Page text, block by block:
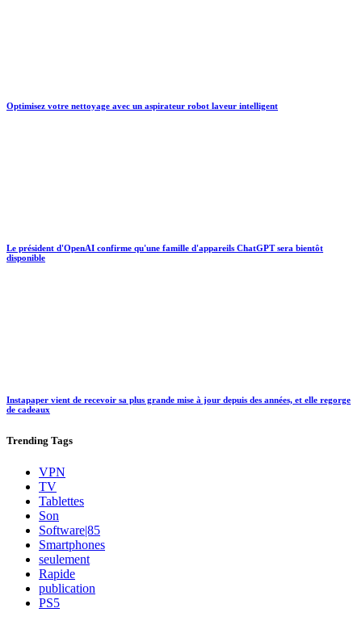
Optimisez votre nettoyage avec un aspirateur robot laveur intelligent
Le président d'OpenAI confirme qu'une famille d'appareils ChatGPT sera bientôt
disponible
Instapaper vient de recevoir sa plus grande mise à jour depuis des années, et elle regorge
de cadeaux
Trending Tags
VPN
TV
Tablettes
Son
Software|85
Smartphones
seulement
Rapide
publication
PS5